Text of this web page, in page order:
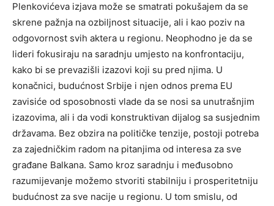
Plenkovićeva izjava može se smatrati pokušajem da se
skrene pažnja na ozbiljnost situacije, ali i kao poziv na
odgovornost svih aktera u regionu. Neophodno je da se
lideri fokusiraju na saradnju umjesto na konfrontaciju,
kako bi se prevazišli izazovi koji su pred njima. U
konačnici, budućnost Srbije i njen odnos prema EU
zavisiće od sposobnosti vlade da se nosi sa unutrašnjim
izazovima, ali i da vodi konstruktivan dijalog sa susjednim
državama. Bez obzira na političke tenzije, postoji potreba
za zajedničkim radom na pitanjima od interesa za sve
građane Balkana. Samo kroz saradnju i međusobno
razumijevanje možemo stvoriti stabilniju i prosperitetniju
budućnost za sve nacije u regionu. U tom smislu, od